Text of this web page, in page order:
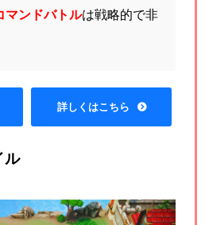
マンドバトルは戦略的で非
詳しくはこちら
ル